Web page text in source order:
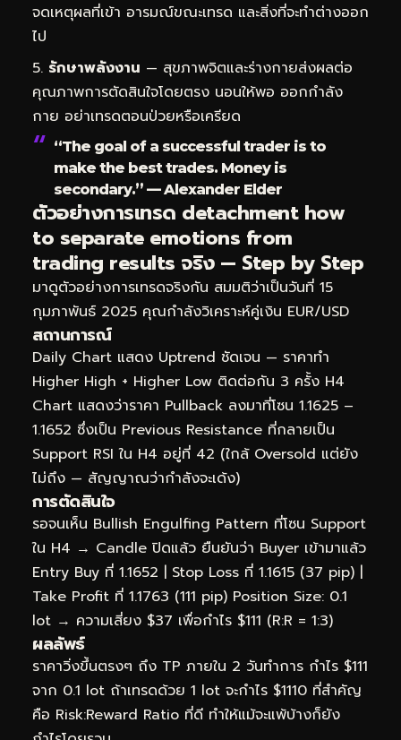
จดเหตุผลที่เข้า อารมณ์ขณะเทรด และสิ่งที่จะทำต่างออก
ไป
รักษาพลังงาน — สุขภาพจิตและร่างกายส่งผลต่อ
คุณภาพการตัดสินใจโดยตรง นอนให้พอ ออกกำลัง
กาย อย่าเทรดตอนป่วยหรือเครียด
“The goal of a successful trader is to
make the best trades. Money is
secondary.” — Alexander Elder
ตัวอย่างการเทรด detachment how
to separate emotions from
trading results จริง — Step by Step
มาดูตัวอย่างการเทรดจริงกัน สมมติว่าเป็นวันที่ 15
กุมภาพันธ์ 2025 คุณกำลังวิเคราะห์คู่เงิน EUR/USD
สถานการณ์
Daily Chart แสดง Uptrend ชัดเจน — ราคาทำ
Higher High + Higher Low ติดต่อกัน 3 ครั้ง H4
Chart แสดงว่าราคา Pullback ลงมาที่โซน 1.1625 –
1.1652 ซึ่งเป็น Previous Resistance ที่กลายเป็น
Support RSI ใน H4 อยู่ที่ 42 (ใกล้ Oversold แต่ยัง
ไม่ถึง — สัญญาณว่ากำลังจะเด้ง)
การตัดสินใจ
รอจนเห็น Bullish Engulfing Pattern ที่โซน Support
ใน H4 → Candle ปิดแล้ว ยืนยันว่า Buyer เข้ามาแล้ว
Entry Buy ที่ 1.1652 | Stop Loss ที่ 1.1615 (37 pip) |
Take Profit ที่ 1.1763 (111 pip) Position Size: 0.1
lot → ความเสี่ยง $37 เพื่อกำไร $111 (R:R = 1:3)
ผลลัพธ์
ราคาวิ่งขึ้นตรงๆ ถึง TP ภายใน 2 วันทำการ กำไร $111
จาก 0.1 lot ถ้าเทรดด้วย 1 lot จะกำไร $1110 ที่สำคัญ
คือ Risk:Reward Ratio ที่ดี ทำให้แม้จะแพ้บ้างก็ยัง